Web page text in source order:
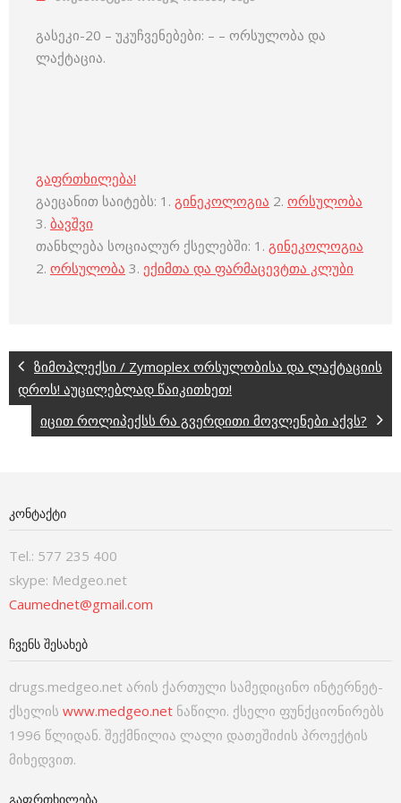
გასეკი-20 – უკუჩვენებები: – – ორსულობა და
ლაქტაცია.
გაფრთხილება!
გაეცანით საიტებს: 1. გინეკოლოგია 2. ორსულობა
3. ბავშვი
თანხლება სოციალურ ქსელებში: 1. გინეკოლოგია
2. ორსულობა 3. ექიმთა და ფარმაცევტთა კლუბი
ზიმოპლექსი / Zymoplex ორსულობისა და ლაქტაციის
დროს! აუცილებლად წაიკითხეთ!
იცით როლიპექსს რა გვერდითი მოვლენები აქვს?
ᲙᲝᲜᲢᲐᲥᲢᲘ
Tel.: 577 235 400
skype: Medgeo.net
Caumednet@gmail.com
ᲩᲕᲔᲜᲡ ᲨᲔᲡᲐᲮᲔᲑ
drugs.medgeo.net არის ქართული სამედიცინო ინტერნეტ-
ქსელის www.medgeo.net ნაწილი. ქსელი ფუნქციონირებს
1996 წლიდან. შექმნილია ლალი დათეშიძის პროექტის
მიხედვით.
ᲒᲐᲤᲠᲗᲮᲘᲚᲔᲑᲐ